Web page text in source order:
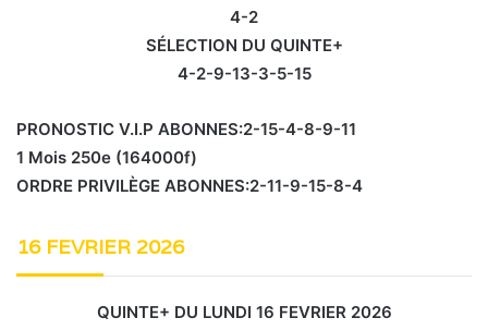
4-2
SÉLECTION DU QUINTE+
4-2-9-13-3-5-15
PRONOSTIC V.I.P ABONNES:2-15-4-8-9-11
1 Mois 250e (164000f)
ORDRE PRIVILÈGE ABONNES:2-11-9-15-8-4
16 FEVRIER 2026
QUINTE+ DU LUNDI 16 FEVRIER 2026